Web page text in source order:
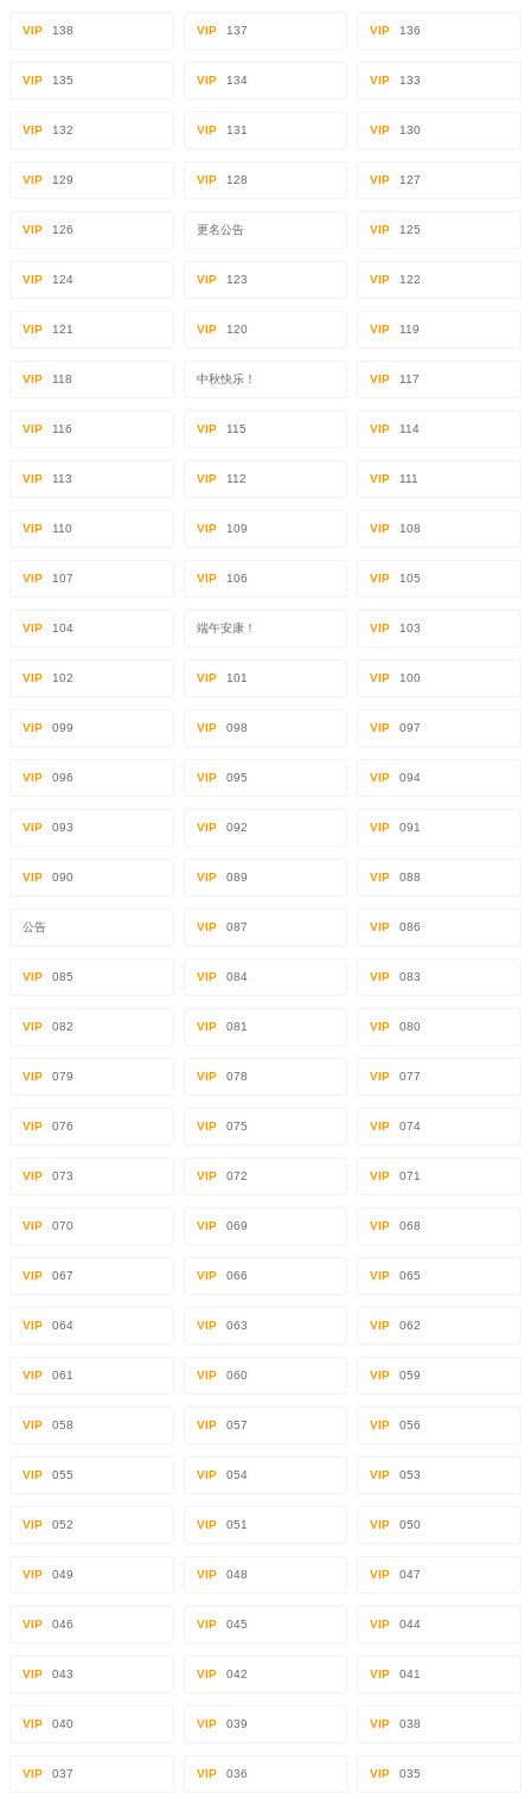
VIP 138 VIP 137 VIP 136
VIP 135 VIP 134 VIP 133
VIP 132 VIP 131 VIP 130
VIP 129 VIP 128 VIP 127
VIP 126 更名公告 VIP 125
VIP 124 VIP 123 VIP 122
VIP 121 VIP 120 VIP 119
VIP 118 中秋快乐！ VIP 117
VIP 116 VIP 115 VIP 114
VIP 113 VIP 112 VIP 111
VIP 110 VIP 109 VIP 108
VIP 107 VIP 106 VIP 105
VIP 104 端午安康！ VIP 103
VIP 102 VIP 101 VIP 100
VIP 099 VIP 098 VIP 097
VIP 096 VIP 095 VIP 094
VIP 093 VIP 092 VIP 091
VIP 090 VIP 089 VIP 088
公告 VIP 087 VIP 086
VIP 085 VIP 084 VIP 083
VIP 082 VIP 081 VIP 080
VIP 079 VIP 078 VIP 077
VIP 076 VIP 075 VIP 074
VIP 073 VIP 072 VIP 071
VIP 070 VIP 069 VIP 068
VIP 067 VIP 066 VIP 065
VIP 064 VIP 063 VIP 062
VIP 061 VIP 060 VIP 059
VIP 058 VIP 057 VIP 056
VIP 055 VIP 054 VIP 053
VIP 052 VIP 051 VIP 050
VIP 049 VIP 048 VIP 047
VIP 046 VIP 045 VIP 044
VIP 043 VIP 042 VIP 041
VIP 040 VIP 039 VIP 038
VIP 037 VIP 036 VIP 035